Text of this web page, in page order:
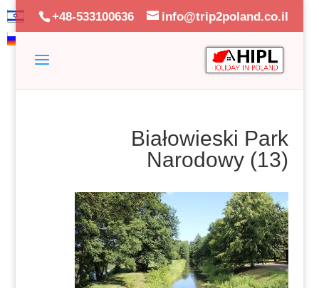
+48-533100636 info@trip2poland.co.il
Białowieski Park
Narodowy (13)